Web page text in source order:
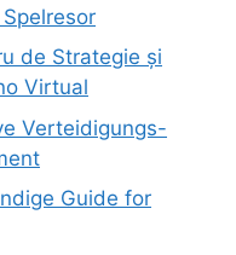
de Strategie și
Virtual
Verteidigungs-
Guide for